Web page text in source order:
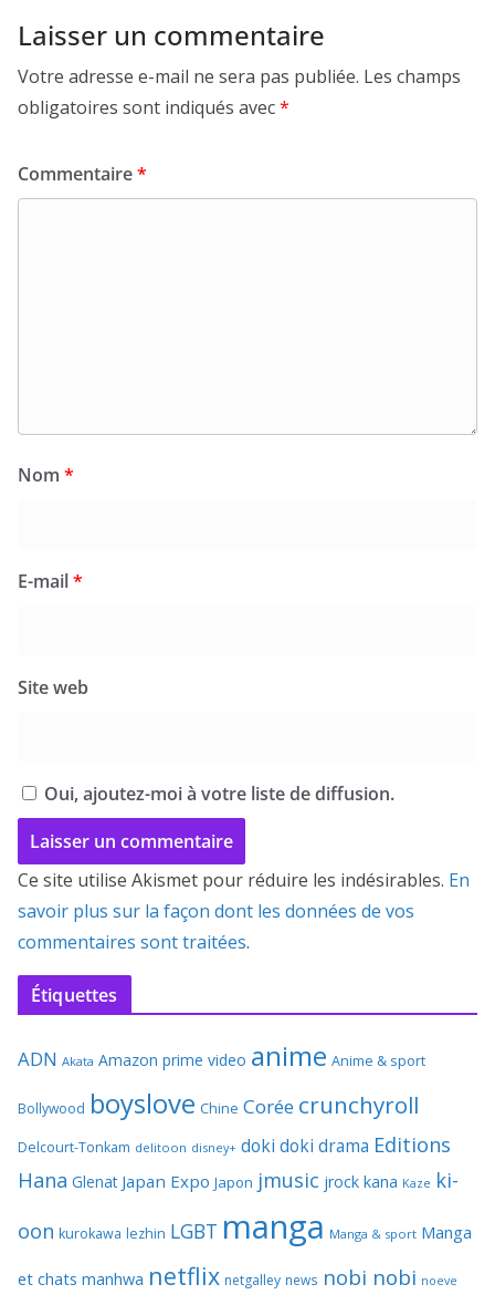
Laisser un commentaire
Votre adresse e-mail ne sera pas publiée. Les champs
obligatoires sont indiqués avec*
Commentaire*
Nom *
E-mail*
Site web
Oui, ajoutez-moi à votre liste de diffusion.
Ce site utilise Akismet pour réduire les indésirables. En
savoir plus sur la façon dont les données de vos
commentaires sont traitées.
Étiquettes
ADN Akata Amazon prime video anime Anime & sport
Bollywood boyslove Chine Corée crunchyroll
Delcourt-Tonkam delitoon disney+ doki doki drama Editions
Hana Glenat Japan Expo Japon jmusic jrock kana Kaze ki-
oon kurokawa lezhin LGBT manga Manga & sport Manga
et chats manhwa netflix netgalley news nobi nobi noeve